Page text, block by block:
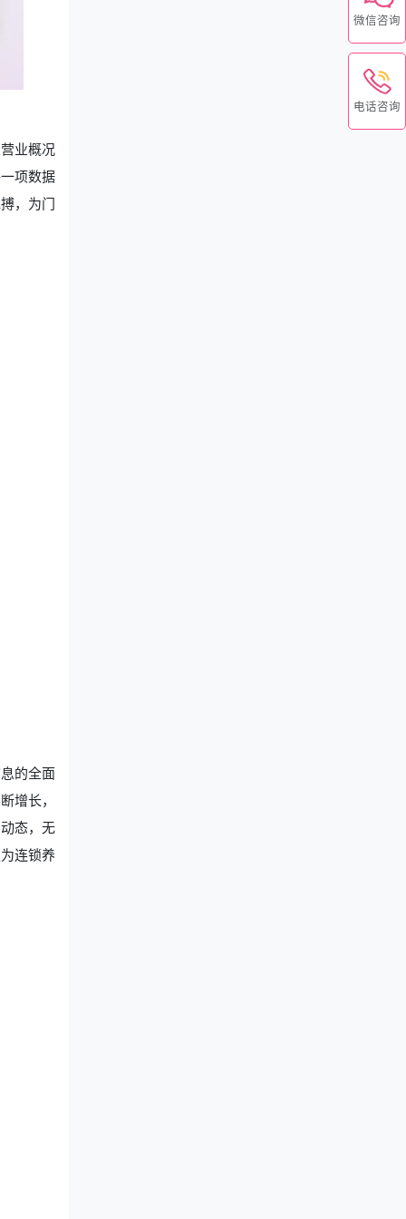
业概况
项数据
，为门
的全面
增长，
态，无
连锁养
微信咨询
电话咨询